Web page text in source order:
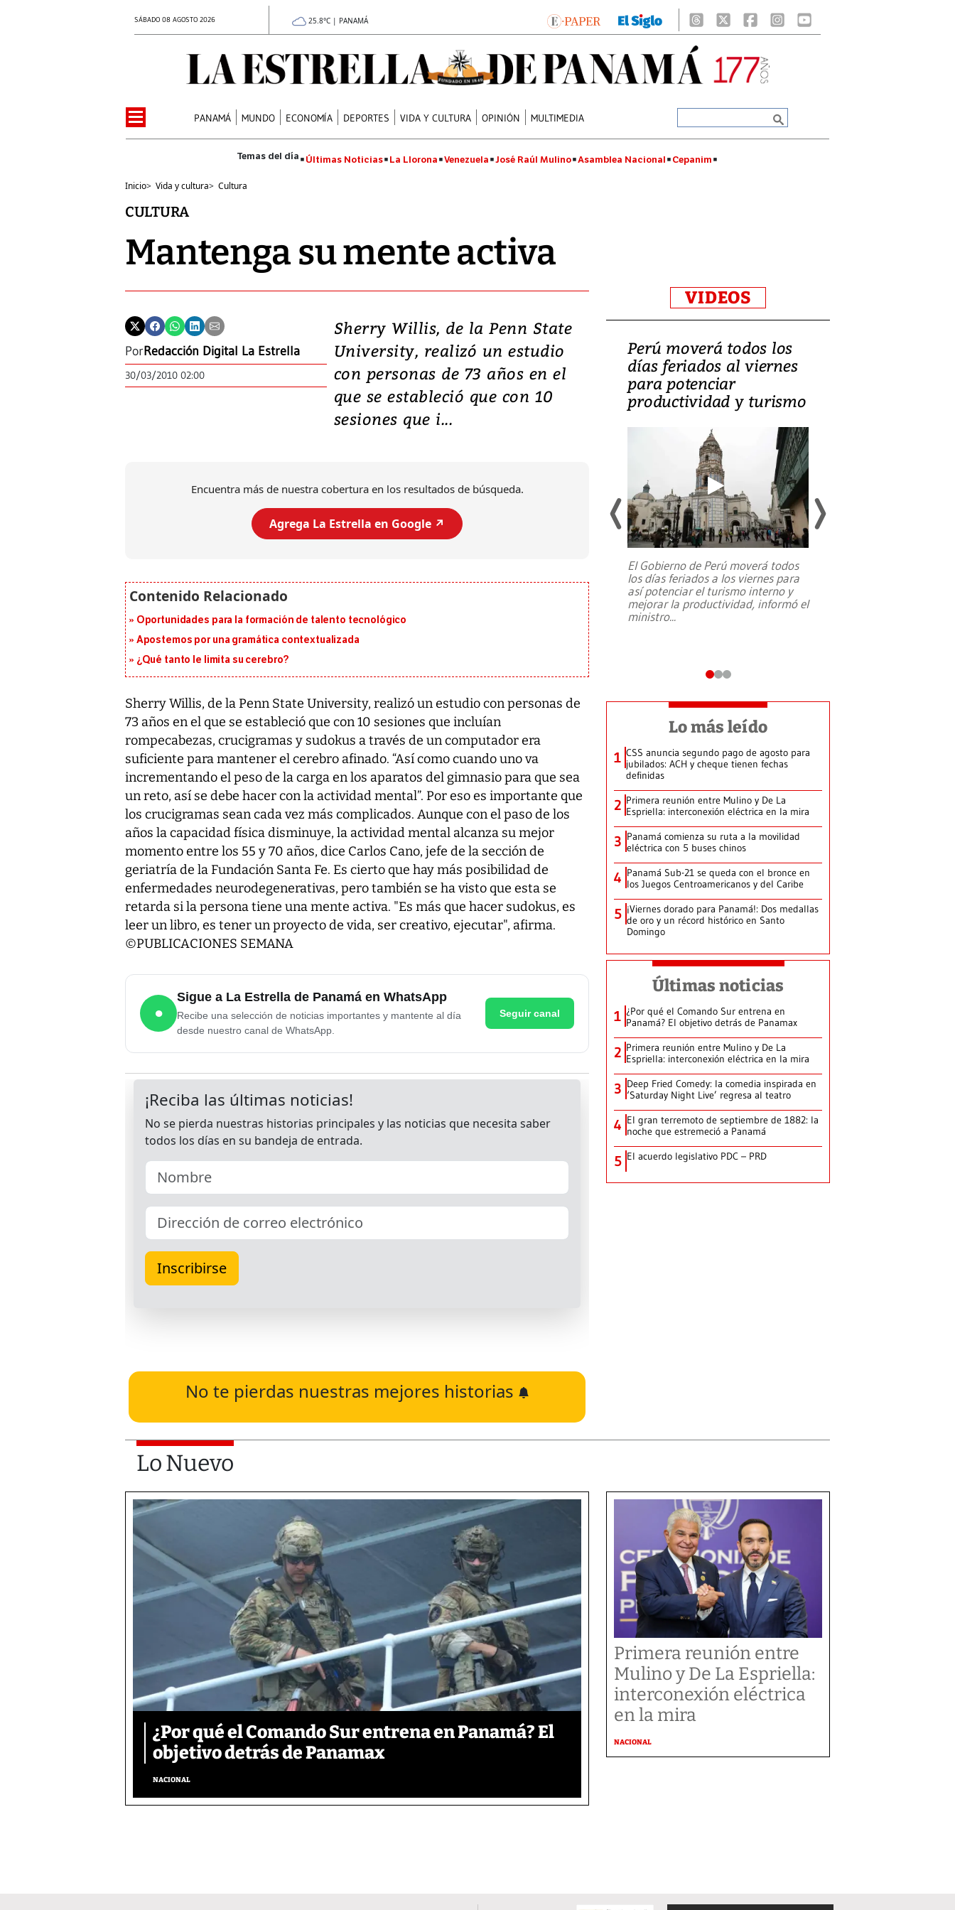
SÁBADO 08 AGOSTO 2026 25.8°C | PANAMÁ
PANAMÁ MUNDO ECONOMÍA DEPORTES VIDA Y CULTURA OPINIÓN MULTIMEDIA
Últimas Noticias La Llorona Venezuela José Raúl Mulino Asamblea Nacional Cepanim
Inicio> Vida y cultura> Cultura
CULTURA
Mantenga su mente activa
PorRedacción Digital La Estrella
30/03/2010 02:00
Sherry Willis, de la Penn State
University, realizó un estudio
con personas de 73 años en el
que se estableció que con 10
sesiones que i...
Encuentra más de nuestra cobertura en los resultados de búsqueda.
Agrega La Estrella en Google ↗️
Oportunidades para la formación de talento tecnológico
Apostemos por una gramática contextualizada
¿Qué tanto le limita su cerebro?
Sherry Willis, de la Penn State University, realizó un estudio con personas de
73 años en el que se estableció que con 10 sesiones que incluían
rompecabezas, crucigramas y sudokus a través de un computador era
suficiente para mantener el cerebro afinado. “Así como cuando uno va
incrementando el peso de la carga en los aparatos del gimnasio para que sea
un reto, así se debe hacer con la actividad mental”. Por eso es importante que
los crucigramas sean cada vez más complicados. Aunque con el paso de los
años la capacidad física disminuye, la actividad mental alcanza su mejor
momento entre los 55 y 70 años, dice Carlos Cano, jefe de la sección de
geriatría de la Fundación Santa Fe. Es cierto que hay más posibilidad de
enfermedades neurodegenerativas, pero también se ha visto que esta se
retarda si la persona tiene una mente activa. "Es más que hacer sudokus, es
leer un libro, es tener un proyecto de vida, ser creativo, ejecutar", afirma.
©PUBLICACIONES SEMANA
●
Sigue a La Estrella de Panamá en WhatsApp
Recibe una selección de noticias importantes y mantente al día
desde nuestro canal de WhatsApp.
Seguir canal
No te pierdas nuestras mejores historias
VIDEOS
Video: Lula lanza su
candidatura con
promesas de inversión
en defensa, educación y
tierras raras
Entre recuerdos y escuetas
da Silva, oficializó este domingo su
Perú moverá todos los
días feriados al viernes
para potenciar
productividad y turismo
El Gobierno de Perú moverá todos
los días feriados a los viernes para
así potenciar el turismo interno y
mejorar la productividad, informó el
ministro...
Lo más leído
1 CSS anuncia segundo pago de agosto para
jubilados: ACH y cheque tienen fechas
definidas
2 Primera reunión entre Mulino y De La
Espriella: interconexión eléctrica en la mira
3 Panamá comienza su ruta a la movilidad
eléctrica con 5 buses chinos
4 Panamá Sub-21 se queda con el bronce en
los Juegos Centroamericanos y del Caribe
5 ¡Viernes dorado para Panamá!: Dos medallas
de oro y un récord histórico en Santo
Domingo
Últimas noticias
1 ¿Por qué el Comando Sur entrena en
Panamá? El objetivo detrás de Panamax
2 Primera reunión entre Mulino y De La
Espriella: interconexión eléctrica en la mira
3 Deep Fried Comedy: la comedia inspirada en
‘Saturday Night Live’ regresa al teatro
4 El gran terremoto de septiembre de 1882: la
noche que estremeció a Panamá
5 El acuerdo legislativo PDC – PRD
Lo Nuevo
¿Por qué el Comando Sur entrena en Panamá? El
objetivo detrás de Panamax
NACIONAL
Primera reunión entre
Mulino y De La Espriella:
interconexión eléctrica
en la mira
NACIONAL